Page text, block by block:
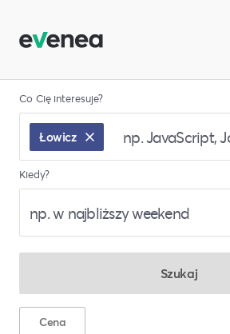
Co Cię interesuje?
Łowicz
Kiedy?
Szukaj
Cena